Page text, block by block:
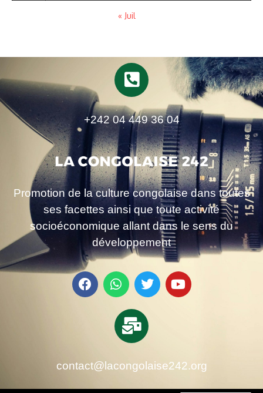
« Juil
+242 04 449 36 04
Promotion de la culture congolaise dans toutes
ses facettes ainsi que toute activité
socioéconomique allant dans le sens du
développement
contact@lacongolaise242.org